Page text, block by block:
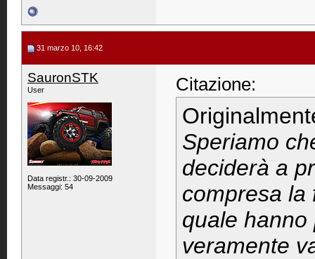
31 marzo 10, 16:42
SauronSTK
User
Data registr.: 30-09-2009
Messaggi: 54
Citazione:
Speriamo
deciderà a
compresa la
quale
veramente